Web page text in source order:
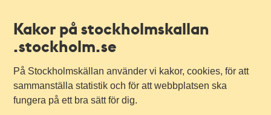
Kakor på stockholmskallan
.stockholm.se
På Stockholmskällan använder vi kakor, cookies, för att
sammanställa statistik och för att webbplatsen ska
fungera på ett bra sätt för dig.